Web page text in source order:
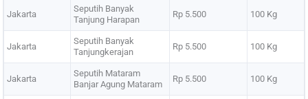
Jakarta
Seputih Banyak
Tanjung Harapan
Rp 5.500 100 Kg
Jakarta
Seputih Banyak
Tanjungkerajan
Rp 5.500 100 Kg
Jakarta
Seputih Mataram
Banjar Agung Mataram
Rp 5.500 100 Kg